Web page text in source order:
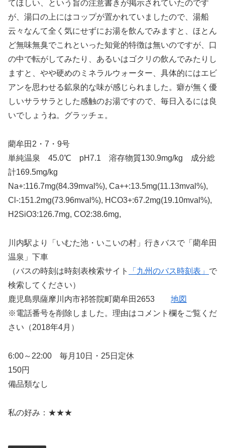
てほしい、という旨の注意書きが掲示されていたのです
が、湯口の上にはコップが置かれていましたので、湯船
云々なんて全く気にせずにお湯を飲んでみますと、ほとん
ど無味無臭でこれといった知覚的特徴は無いのですが、口
の中で転がしてみたり、あるいはゴクリの飲んでみたりし
ますと、やや硬めのミネラルウォーター、具体的にはエビ
アンを思わせる鉱泉的な味が感じられました。癖が無く優
しいサラサラとした感触のお湯ですので、毎日入るには良
いでしょうね。グラッチェ。
藺牟田2・7・9号
単純温泉 45.0℃ pH7.1 溶存物質130.9mg/kg 成分総
計169.5mg/kg
Na+:116.7mg(84.39mval%), Ca++:13.5mg(11.13mval%),
Cl-:151.2mg(73.96mval%), HCO3+:67.2mg(19.10mval%),
H2SiO3:126.7mg, CO2:38.6mg,
川内駅より「いむた池・いこいの村」行きバスで「藺牟田
温泉」下車
（バスの時刻は時刻表検索サイト
「九州のバス時刻表」 で
検索してください）
鹿児島県薩摩川内市祁答院町藺牟田2653 地図
※電話番号を削除しました。理由はコメント欄をご覧くだ
さい（2018年4月）
6:00～22:00 毎月10日・25日定休
150円
備品類なし
私の好み：★★★